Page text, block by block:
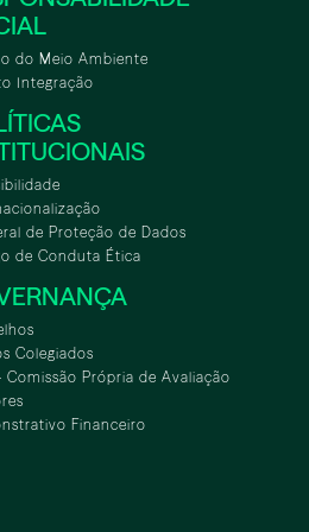
do Meio Ambiente
Integração
de Proteção de Dados
de Conduta Ética
Colegiados
Comissão Própria de Avaliação
Financeiro